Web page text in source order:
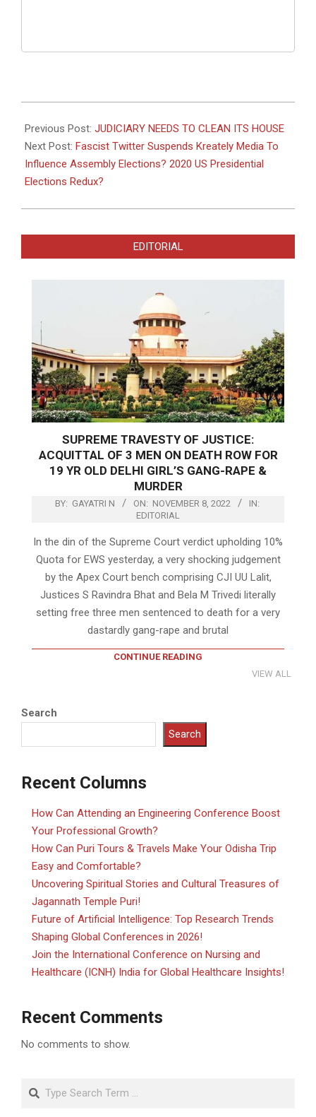
02-
11
Previous Post: JUDICIARY NEEDS TO CLEAN ITS HOUSE
Next Post: Fascist Twitter Suspends Kreately Media To
Influence Assembly Elections? 2020 US Presidential
Elections Redux?
EDITORIAL
SUPREME TRAVESTY OF JUSTICE:
ACQUITTAL OF 3 MEN ON DEATH ROW FOR
19 YR OLD DELHI GIRL’S GANG-RAPE &
MURDER
BY: GAYATRI N ON: NOVEMBER 8, 2022
IN:
EDITORIAL
In the din of the Supreme Court verdict upholding 10%
Quota for EWS yesterday, a very shocking judgement
by the Apex Court bench comprising CJI UU Lalit,
Justices S Ravindra Bhat and Bela M Trivedi literally
setting free three men sentenced to death for a very
dastardly gang-rape and brutal
CONTINUE READING
VIEW ALL
Search
Search
Recent Columns
How Can Attending an Engineering Conference Boost
Your Professional Growth?
How Can Puri Tours & Travels Make Your Odisha Trip
Easy and Comfortable?
Uncovering Spiritual Stories and Cultural Treasures of
Jagannath Temple Puri!
Future of Artificial Intelligence: Top Research Trends
Shaping Global Conferences in 2026!
Join the International Conference on Nursing and
Healthcare (ICNH) India for Global Healthcare Insights!
Recent Comments
No comments to show.
Search